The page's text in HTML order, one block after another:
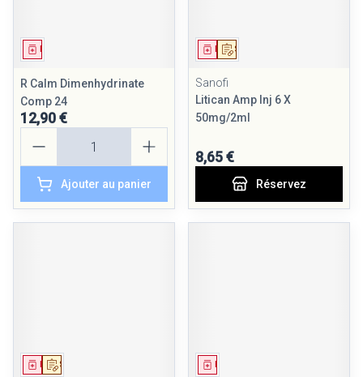
R Calm Dimenhydrinate
Comp 24
12,90 €
Ajouter au panier
Sur prescription
Médicament
Sanofi
Litican Amp Inj 6 X
50mg/2ml
8,65 €
Réservez
Sur prescription
Médicament